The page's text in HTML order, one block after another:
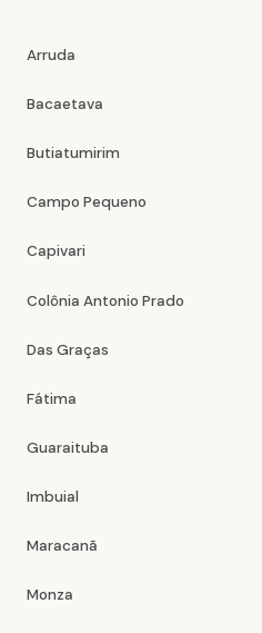
Arruda
Bacaetava
Butiatumirim
Campo Pequeno
Capivari
Colônia Antonio Prado
Das Graças
Fátima
Guaraituba
Imbuial
Maracanã
Monza